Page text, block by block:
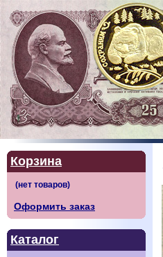
Корзина
Оформить заказ
Каталог